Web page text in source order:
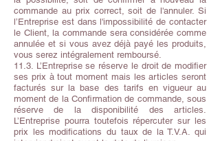
commande au prix correct, soit de l'annuler. Si
l’Entreprise est dans l'impossibilité de contacter
le Client, la commande sera considérée comme
annulée et si vous avez déjà payé les produits,
vous serez intégralement remboursé.
11.3. L’Entreprise se réserve le droit de modifier
ses prix à tout moment mais les articles seront
facturés sur la base des tarifs en vigueur au
moment de la Confirmation de commande, sous
réserve de la disponibilité des articles.
L’Entreprise pourra toutefois répercuter sur les
prix les modifications du taux de la T.V.A. qui